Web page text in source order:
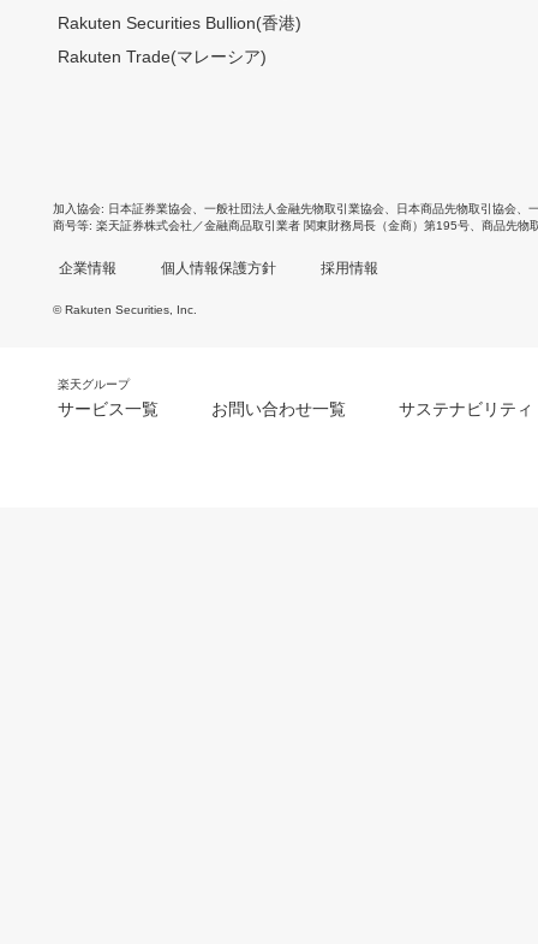
Rakuten Securities Bullion(香港)
Rakuten Trade(マレーシア)
加入協会 日本証券業協会 一般社団法人金融先物取引業協会 日本商品先物取引協会
商号等 楽天証券株式会社／金融商品取引業者 関東財務局長（金商）第195号、商品先物
企業情報 個人情報保護方針 採用情報
© Rakuten Securities, Inc.
楽天グループ
サービス一覧 お問い合わせ一覧 サステナビリティ